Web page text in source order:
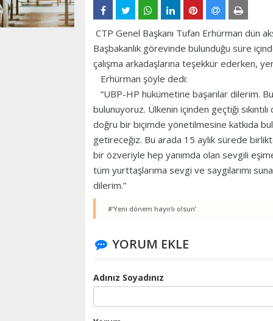
CTP Genel Başkanı Tufan Erhürman dün
Başbakanlık görevinde bulunduğu süre
çalışma arkadaşlarına teşekkür ederken,
Erhürman şöyle dedi:
“UBP-HP hükümetine başarılar dilerim.
bulunuyoruz. Ülkenin içinden geçtiği
doğru bir biçimde yönetilmesine katkıda
getireceğiz. Bu arada 15 aylık sürede
bir özveriyle hep yanımda olan sevgili
tüm yurttaşlarıma sevgi ve saygılarımı
dilerim.”
#‘Yeni dönem hayırlı olsun’
YORUM EKLE
Adınız Soyadınız